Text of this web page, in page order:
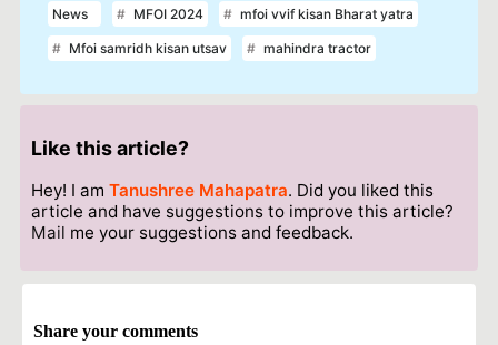
News MFOI 2024 mfoi vvif kisan Bharat yatra
Mfoi samridh kisan utsav mahindra tractor
Like this article?
Hey! I am Tanushree Mahapatra. Did you liked this
article and have suggestions to improve this article?
Mail me your suggestions and feedback.
Share your comments